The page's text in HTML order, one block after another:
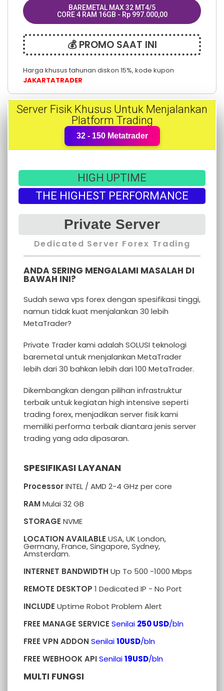
BAREMETAL MAX 32 MT4/5
CORE 4 RAM 16GB - Rp 997.000,00
💰 PROMO SAAT INI
Harga khusus tahunan diskon 15%, kode kupon
JAKARTATRADER
Server Fisik Khusus Untuk Menjalankan
Platform Trading
32 - 150 Metatrader
HIGH UPTIME
THE HIGHEST PERFORMANCE
Private Server
Dedicated Server Forex Trading
ANDA SERING MENGALAMI MASALAH DI
BAWAH INI?
Sudah sewa vps forex dengan spesifikasi tinggi,
namun tidak kuat menjalankan 30 lebih
MetaTrader?
Private Trader kami adalah SOLUSI teknologi
baremetal untuk menjalankan MetaTrader
lebih dari 30 bahkan lebih dari 100 MetaTrader.
Dikembangkan dengan pilihan infrastruktur
terbaik untuk kegiatan high intensive seperti
trading forex, menjadikan server fisik kami
memiliki performa terbaik diantara jenis server
trading yang ada dipasaran.
SPESIFIKASI LAYANAN
ProcessorINTEL / AMD 2-4 GHz per core
RAMMulai 32 GB
STORAGE NVME
LOCATION AVAILABLE USA, UK London,
Germany, France, Singapore, Sydney,
Amsterdam.
INTERNET BANDWIDTH Up To 500 -1000 Mbps
REMOTE DESKTOP 1 Dedicated IP - No Port
INCLUDE Uptime Robot Problem Alert
FREE MANAGE SERVICE Senilai 250 USD/bln
FREE VPN ADDON Senilai10USD/bln
FREE WEBHOOK APISenilai19USD/bln
MULTI FUNGSI